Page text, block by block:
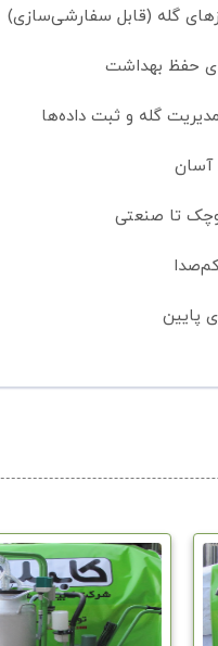
گله (قابل سفارشی‌سازی)
حفظ بهداشت
گله و ثبت داده‌ها
آسان
تا صنعتی
پایین